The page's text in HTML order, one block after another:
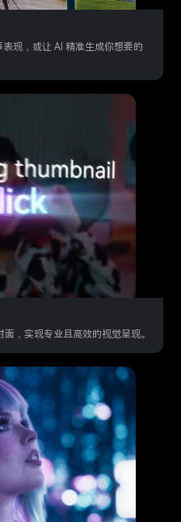
现，或让 AI 精准生成你想要的
，实现专业且高效的视觉呈现。